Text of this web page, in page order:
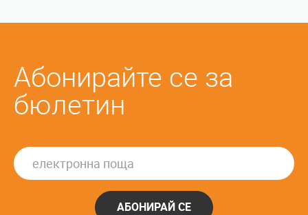
Абонирайте се за
бюлетин
АБОНИРАЙ СЕ